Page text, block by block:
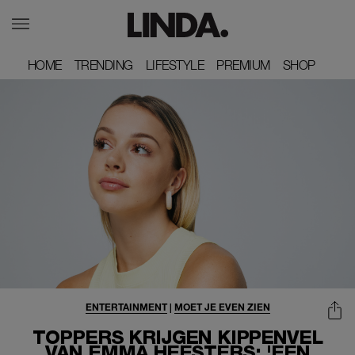
HOME
HOME TRENDING
TRENDING LIFESTYLE
LIFESTYLE PREMIUM
PREMIUM SHOP
SHOP
TOPPERS KRIJGEN KIPPENVEL
ENTERTAINMENT| MOET JE EVEN ZIEN